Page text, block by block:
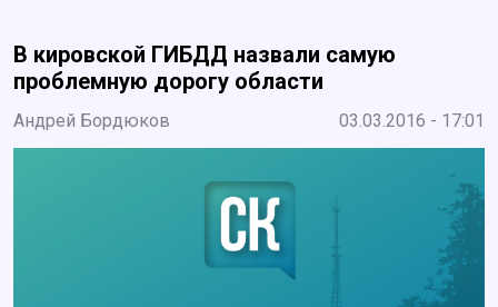
В кировской ГИБДД назвали самую
проблемную дорогу области
Андрей Бордюков 03.03.2016 - 17:01